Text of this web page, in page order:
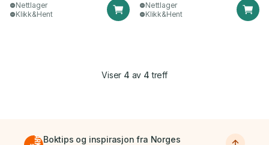
Nettlager
Klikk&Hent
Nettlager
Klikk&Hent
Viser 4 av 4 treff
Boktips og inspirasjon fra Norges